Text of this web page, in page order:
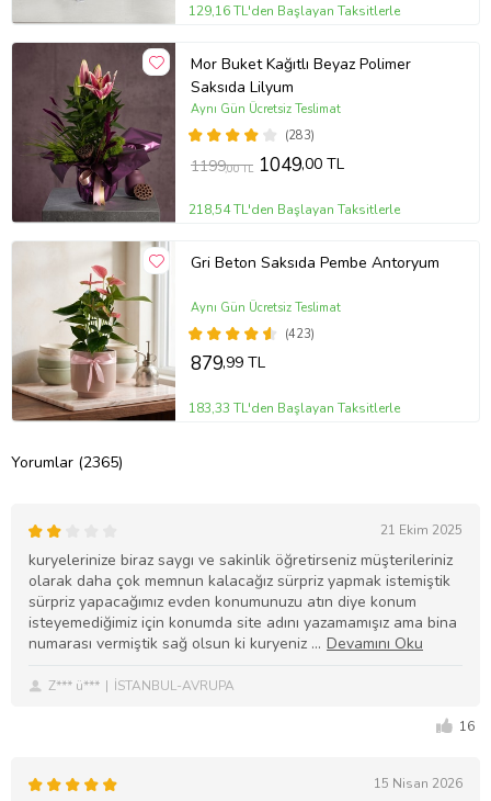
129,16 TL'den Başlayan Taksitlerle
Mor Buket Kağıtlı Beyaz Polimer
Saksıda Lilyum
(283)
Aynı Gün Ücretsiz Teslimat
1199,00 TL 1049,00 TL
218,54 TL'den Başlayan Taksitlerle
Gri Beton Saksıda Pembe Antoryum
(423)
Aynı Gün Ücretsiz Teslimat
879,99 TL
183,33 TL'den Başlayan Taksitlerle
Yorumlar (2365)
21 Ekim 2025
kuryelerinize biraz saygı ve sakinlik öğretirseniz müşterileriniz
olarak daha çok memnun kalacağız sürpriz yapmak istemiştik
sürpriz yapacağımız evden konumunuzu atın diye konum
isteyemediğimiz için konumda site adını yazamamışız ama bina
numarası vermiştik sağ olsun ki kuryeniz
Z*** ü*** İSTANBUL-AVRUPA
16
15 Nisan 2026